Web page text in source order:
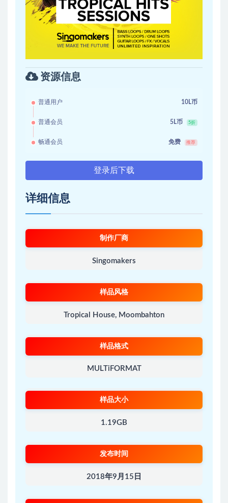
资源信息
普通用户 10L币
普通会员 5L币 5折
畅通会员 免费 推荐
登录后下载
详细信息
制作厂商
Singomakers
样品风格
Tropical House, Moombahton
样品格式
MULTiFORMAT
样品大小
1.19GB
发布时间
2018年9月15日